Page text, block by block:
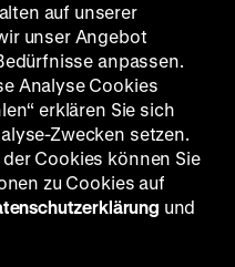
auf unserer
unser Angebot
anpassen.
Analyse Cookies
erklären Sie sich
Zwecken setzen.
Cookies können Sie
zu Cookies auf
und